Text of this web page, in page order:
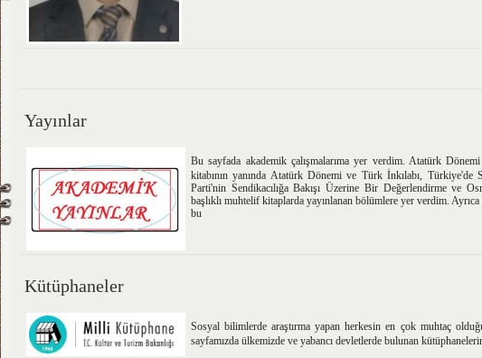
Yayınlar
Bu sayfada akademik çalışmalarıma yer verdim. Atatürk
kitabının yanında Atatürk Dönemi ve Türk İnkılabı, Türkiye'de
Parti'nin Sendikacılığa Bakışı Üzerine Bir Değerlendirme ve
başlıklı muhtelif kitaplarda yayınlanan bölümlere yer verdim.
bu
Kütüphaneler
Sosyal bilimlerde araştırma yapan herkesin en çok muhtaç
sayfamızda ülkemizde ve yabancı devletlerde bulunan